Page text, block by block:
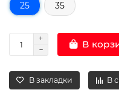
25
35
В
В закладки В